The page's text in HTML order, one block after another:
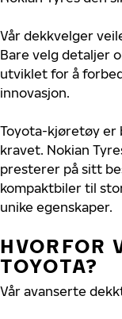
Vår dekkvelger
Bare velg detaljer
utviklet for å
innovasjon.
Toyota-kjøretøy er
kravet. Nokian
presterer på sitt
kompaktbiler til
unike egenskaper.
HVORFOR
TOYOTA?
Vår avanserte